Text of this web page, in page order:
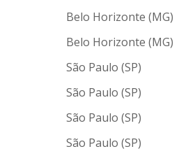
Belo Horizonte (MG)
Belo Horizonte (MG)
São Paulo (SP)
São Paulo (SP)
São Paulo (SP)
São Paulo (SP)